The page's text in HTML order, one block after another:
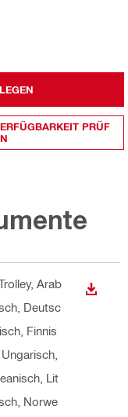
PRÜF
, Arab
Deutsc
Finnis
Lit
Norwe